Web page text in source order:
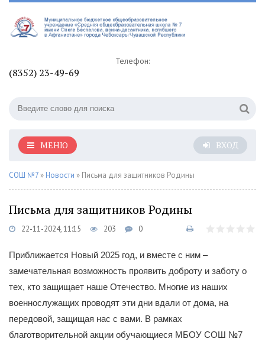
Телефон:
(8352) 23-49-69
ВХОД
МЕНЮ
СОШ №7 » Новости » Письма для защитников Родины
Письма для защитников Родины
22-11-2024, 11:15 203 0
Приближается Новый 2025 год, и вместе с ним –
замечательная возможность проявить доброту и заботу о
тех, кто защищает наше Отечество. Многие из наших
военнослужащих проводят эти дни вдали от дома, на
передовой, защищая нас с вами. В рамках
благотворительной акции обучающиеся МБОУ СОШ №7